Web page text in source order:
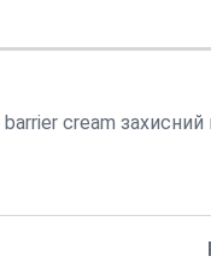
cream захисний